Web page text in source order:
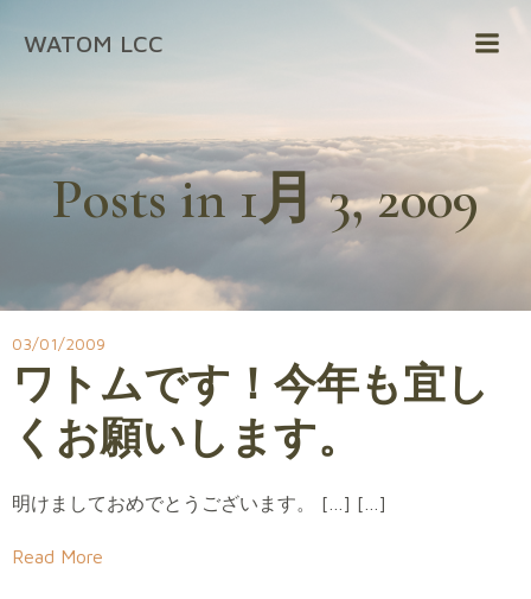
へ
ス
キ
WATOM LCC
Posts in 1月 3, 2009
03/01/2009
ワトムです！今年も宜し
くお願いします。
明けましておめでとうございます。 […] […]
Read More